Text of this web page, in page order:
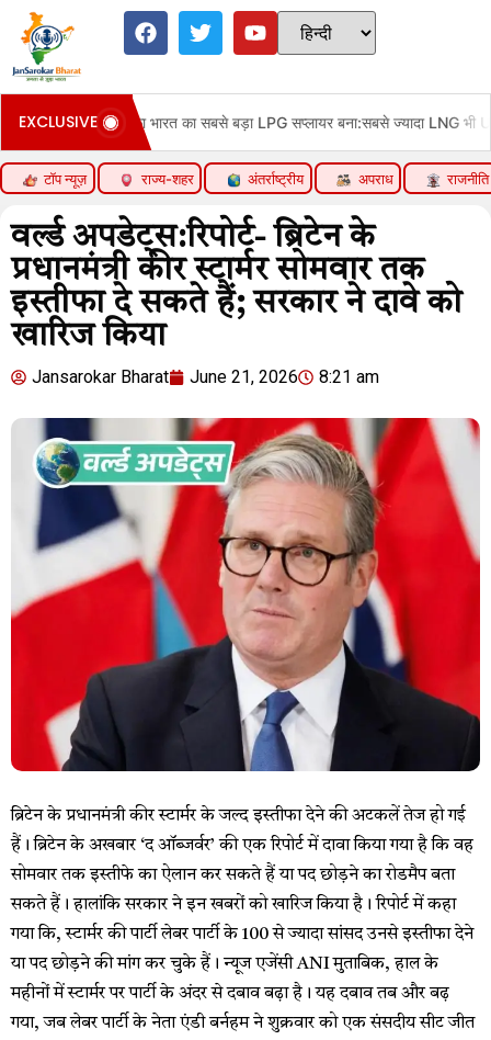
EXCLUSIVE
अमेरिका भारत का सबसे बड़ा LPG सप्लायर बना:सबसे ज्यादा LNG भी US से आ रही;
टॉप न्यूज़ राज्य-शहर अंतर्राष्ट्रीय अपराध राजनीति
वर्ल्ड अपडेट्स:रिपोर्ट- ब्रिटेन के
प्रधानमंत्री कीर स्टार्मर सोमवार तक
इस्तीफा दे सकते हैं; सरकार ने दावे को
खारिज किया
Jansarokar Bharat June 21, 2026 8:21 am
ब्रिटेन के प्रधानमंत्री कीर स्टार्मर के जल्द इस्तीफा देने की अटकलें तेज हो गई
हैं। ब्रिटेन के अखबार ‘द ऑब्जर्वर’ की एक रिपोर्ट में दावा किया गया है कि वह
सोमवार तक इस्तीफे का ऐलान कर सकते हैं या पद छोड़ने का रोडमैप बता
सकते हैं। हालांकि सरकार ने इन खबरों को खारिज किया है। रिपोर्ट में कहा
गया कि, स्टार्मर की पार्टी लेबर पार्टी के 100 से ज्यादा सांसद उनसे इस्तीफा देने
या पद छोड़ने की मांग कर चुके हैं। न्यूज एजेंसी ANI मुताबिक, हाल के
महीनों में स्टार्मर पर पार्टी के अंदर से दबाव बढ़ा है। यह दबाव तब और बढ़
गया, जब लेबर पार्टी के नेता एंडी बर्नहम ने शुक्रवार को एक संसदीय सीट जीत